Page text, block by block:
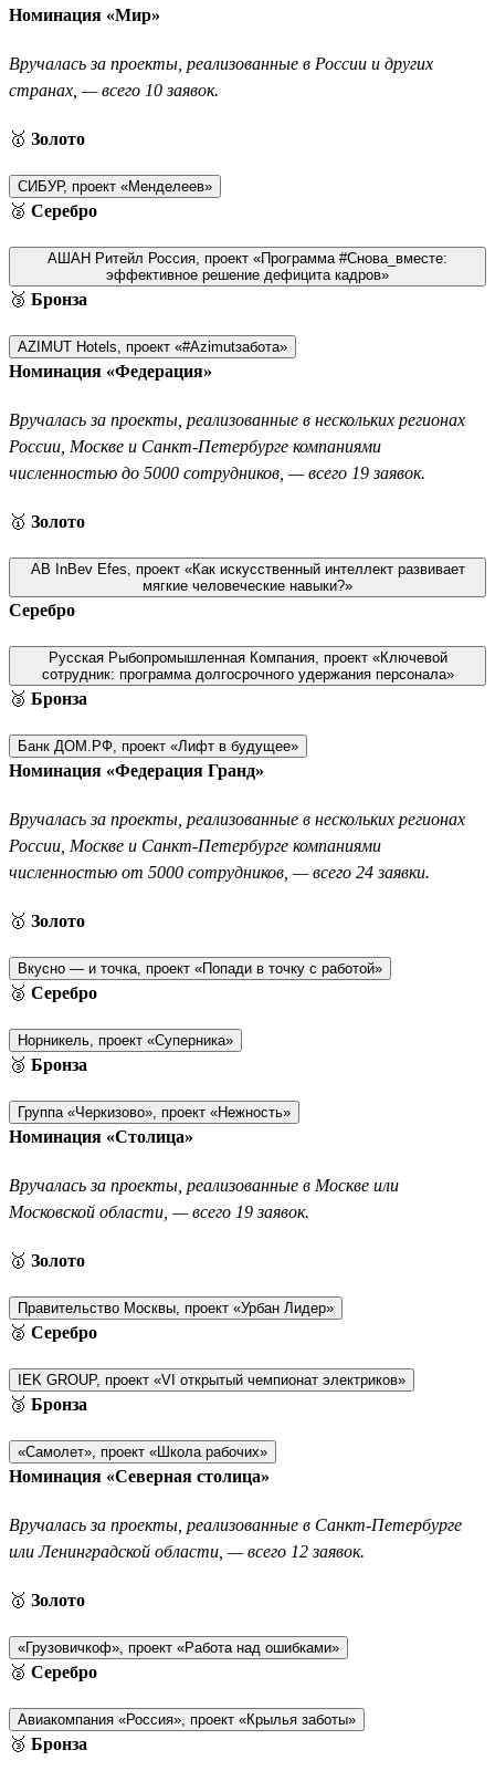
Номинация «Мир»
Вручалась за проекты, реализованные в России и других
странах, — всего 10 заявок.
🥇 Золото
СИБУР, проект «Менделеев»
🥈 Серебро
АШАН Ритейл Россия, проект «Программа #Снова_вместе:
эффективное решение дефицита кадров»
🥉 Бронза
AZIMUT Hotels, проект «#Azimutзабота»
Номинация «Федерация»
Вручалась за проекты, реализованные в нескольких регионах
России, Москве и Санкт-Петербурге компаниями
численностью до 5000 сотрудников, — всего 19 заявок.
🥇 Золото
AB InBev Efes, проект «Как искусственный интеллект развивает
мягкие человеческие навыки?»
Серебро
Русская Рыбопромышленная Компания, проект «Ключевой
сотрудник: программа долгосрочного удержания персонала»
🥉 Бронза
Банк ДОМ.РФ, проект «Лифт в будущее»
Номинация «Федерация Гранд»
Вручалась за проекты, реализованные в нескольких регионах
России, Москве и Санкт-Петербурге компаниями
численностью от 5000 сотрудников, — всего 24 заявки.
🥇 Золото
Вкусно — и точка, проект «Попади в точку с работой»
🥈 Серебро
Норникель, проект «Суперника»
🥉 Бронза
Группа «Черкизово», проект «Нежность»
Номинация «Столица»
Вручалась за проекты, реализованные в Москве или
Московской области, — всего 19 заявок.
🥇 Золото
Правительство Москвы, проект «Урбан Лидер»
🥈 Серебро
IEK GROUP, проект «VI открытый чемпионат электриков»
🥉 Бронза
«Самолет», проект «Школа рабочих»
Номинация «Северная столица»
Вручалась за проекты, реализованные в Санкт-Петербурге
или Ленинградской области, — всего 12 заявок.
🥇 Золото
«Грузовичкоф», проект «Работа над ошибками»
🥈 Серебро
Авиакомпания «Россия», проект «Крылья заботы»
🥉 Бронза